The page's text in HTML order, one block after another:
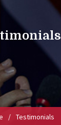
/ Testimonials